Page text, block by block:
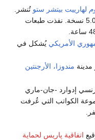
لهارييت بيتشر ستو تُنشر.
طُبع من الكتاب 5.000 نسخة. نفذت طبعات
الأمريكي يُشكل في
مدينة مندوزا، الأرجنتين
إدوارد -جان-ماري
الكواتب التي عُرفت
اتفاقية پاريس لحماية